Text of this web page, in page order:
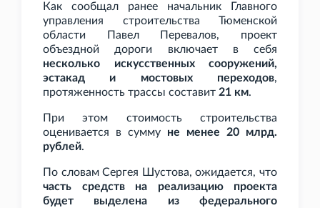
Как сообщал ранее начальник Главного
управления строительства Тюменской
области Павел Перевалов, проект
объездной дороги включает в себя
несколько искусственных сооружений,
эстакад и мостовых переходов,
протяженность трассы составит 21 км.
При этом стоимость строительства
оценивается в сумму не менее 20
млрд.
рублей.
По словам Сергея Шустова, ожидается, что
часть средств на реализацию проекта
будет выделена из федерального